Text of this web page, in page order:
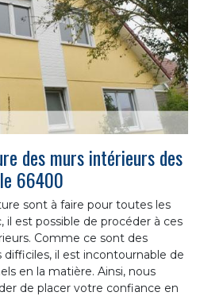
des murs intérieurs des
66400
sont à faire pour toutes les
il est possible de procéder à ces
Comme ce sont des
il est incontournable de
en la matière. Ainsi, nous
de placer votre confiance en